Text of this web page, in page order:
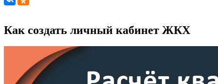
Как создать личный кабинет ЖКХ